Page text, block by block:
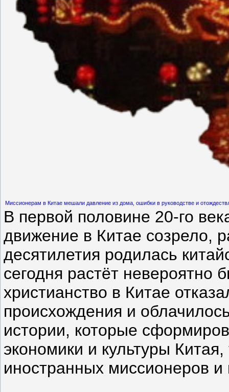
Миссионерам в Китае мешали давление из дома, ошибки в руководстве и
В первой половине 20-го
движение в Китае созрело,
десятилетия родилась
сегодня растёт невероятно
христианство в Китае
происхождения и
истории, которые
экономики и культуры
иностранных миссионеров и